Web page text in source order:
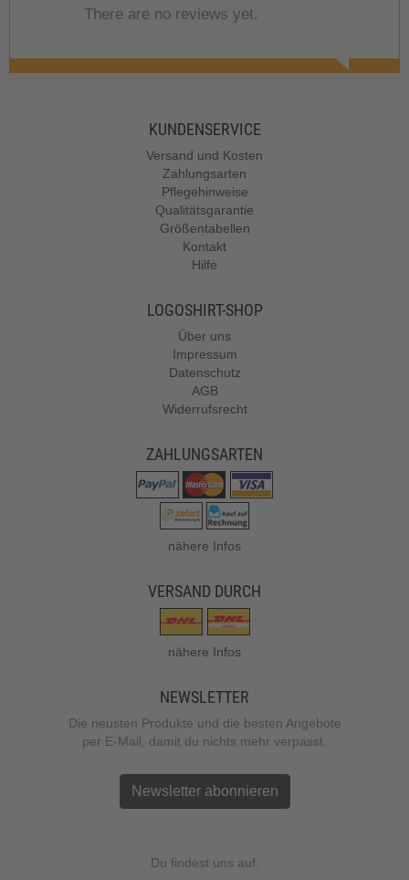
There are no reviews yet.
KUNDENSERVICE
Versand und Kosten
Zahlungsarten
Pflegehinweise
Qualitätsgarantie
Größentabellen
Kontakt
Hilfe
LOGOSHIRT-SHOP
Über uns
Impressum
Datenschutz
AGB
Widerrufsrecht
ZAHLUNGSARTEN
nähere Infos
VERSAND DURCH
nähere Infos
NEWSLETTER
Die neusten Produkte und die besten Angebote
per E-Mail, damit du nichts mehr verpasst.
Newsletter abonnieren
Du findest uns auf: